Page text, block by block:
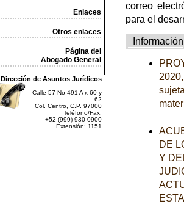
Enlaces
Otros enlaces
Página del
Abogado General
Dirección de Asuntos Jurídicos
Calle 57 No 491 A x 60 y
62
Col. Centro, C.P. 97000
Teléfono/Fax:
+52 (999) 930-0900
Extensión: 1151
correo
para el
Información
DE
Y